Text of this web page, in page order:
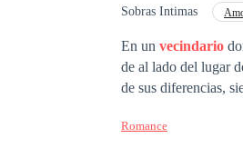
elvecindario
rodillas.
Sobras Intimas
En un vecindario
de al lado del lugar
de sus diferencias,
pregunta si el amor
Romance